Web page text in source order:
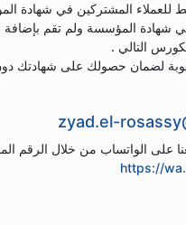
المشتركين في شهادة
المؤسسة ولم تقم بإضافة
التالي .
لضمان حصولك على شهادتك
zyad.el-
على الواتساب من خلال الرقم
https://